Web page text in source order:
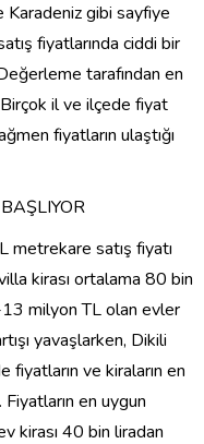
Karadeniz gibi sayfiye
fiyatlarında ciddi bir
tarafından en
il ve ilçede fiyat
fiyatların ulaştığı
metrekare satış fiyatı
kirası ortalama 80 bin
milyon TL olan evler
yavaşlarken, Dikili
fiyatların ve kiraların en
en uygun
kirası 40 bin liradan